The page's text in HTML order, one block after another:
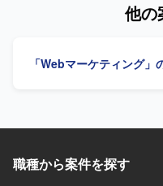
CSS設計手法、CMSや
を前提とした新しい開発
た、ご自身で企画・設
りプロジェクトを進めら
開発基盤の構築に携わり
他の
「Webマーケティング」
職種から案件を探す